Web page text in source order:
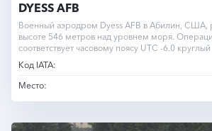
DYESS AFB
Военный аэродром Dyess AFB в Абилин, США,
высоте 546 метров над уровнем моря.
соответствует часовому поясу UTC -6.0 круглый
Код IATA:
Место: